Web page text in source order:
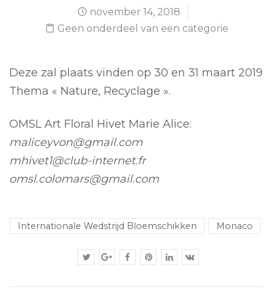
november 14, 2018
Geen onderdeel van een categorie
Deze zal plaats vinden op 30 en 31 maart 2019
Thema « Nature, Recyclage ».
OMSL Art Floral Hivet Marie Alice:
maliceyvon@gmail.com
mhivet1@club-internet.fr
omsl.colomars@gmail.com
Internationale Wedstrijd Bloemschikken Monaco